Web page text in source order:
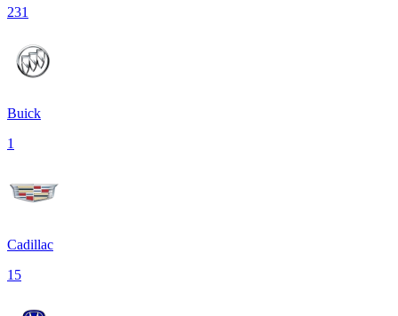
231
Buick
1
Cadillac
15